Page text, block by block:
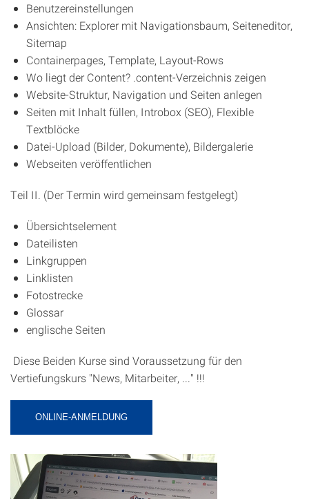
Benutzereinstellungen
Ansichten: Explorer mit Navigationsbaum, Seiteneditor,
Sitemap
Containerpages, Template, Layout-Rows
Wo liegt der Content? .content-Verzeichnis zeigen
Website-Struktur, Navigation und Seiten anlegen
Seiten mit Inhalt füllen, Introbox (SEO), Flexible
Textblöcke
Datei-Upload (Bilder, Dokumente), Bildergalerie
Webseiten veröffentlichen
Teil II. (Der Termin wird gemeinsam festgelegt)
Übersichtselement
Dateilisten
Linkgruppen
Linklisten
Fotostrecke
Glossar
englische Seiten
Diese Beiden Kurse sind Voraussetzung für den
Vertiefungskurs "News, Mitarbeiter, ..." !!!
ONLINE-ANMELDUNG